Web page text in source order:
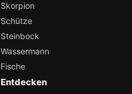
Skorpion
Schütze
Steinbock
Wassermann
Fische
Entdecken